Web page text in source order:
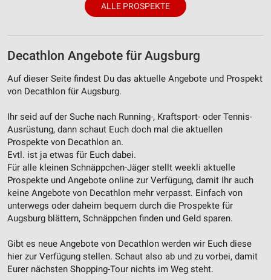
ALLE PROSPEKTE
Decathlon Angebote für Augsburg
Auf dieser Seite findest Du das aktuelle Angebote und Prospekt
von Decathlon für Augsburg.
Ihr seid auf der Suche nach Running-, Kraftsport- oder Tennis-
Ausrüstung, dann schaut Euch doch mal die aktuellen
Prospekte von Decathlon an.
Evtl. ist ja etwas für Euch dabei.
Für alle kleinen Schnäppchen-Jäger stellt weekli aktuelle
Prospekte und Angebote online zur Verfügung, damit Ihr auch
keine Angebote von Decathlon mehr verpasst. Einfach von
unterwegs oder daheim bequem durch die Prospekte für
Augsburg blättern, Schnäppchen finden und Geld sparen.
Gibt es neue Angebote von Decathlon werden wir Euch diese
hier zur Verfügung stellen. Schaut also ab und zu vorbei, damit
Eurer nächsten Shopping-Tour nichts im Weg steht.